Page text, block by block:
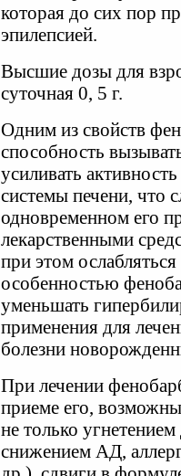
которая до сих пор
эпилепсией.
Высшие дозы для
суточная 0, 5 г.
Одним из свойств
способность
усиливать
системы печени, что
одновременном его
лекарственными
при этом
особенностью
уменьшать
применения для
болезни
При лечении
приеме его,
не только
снижением АД,